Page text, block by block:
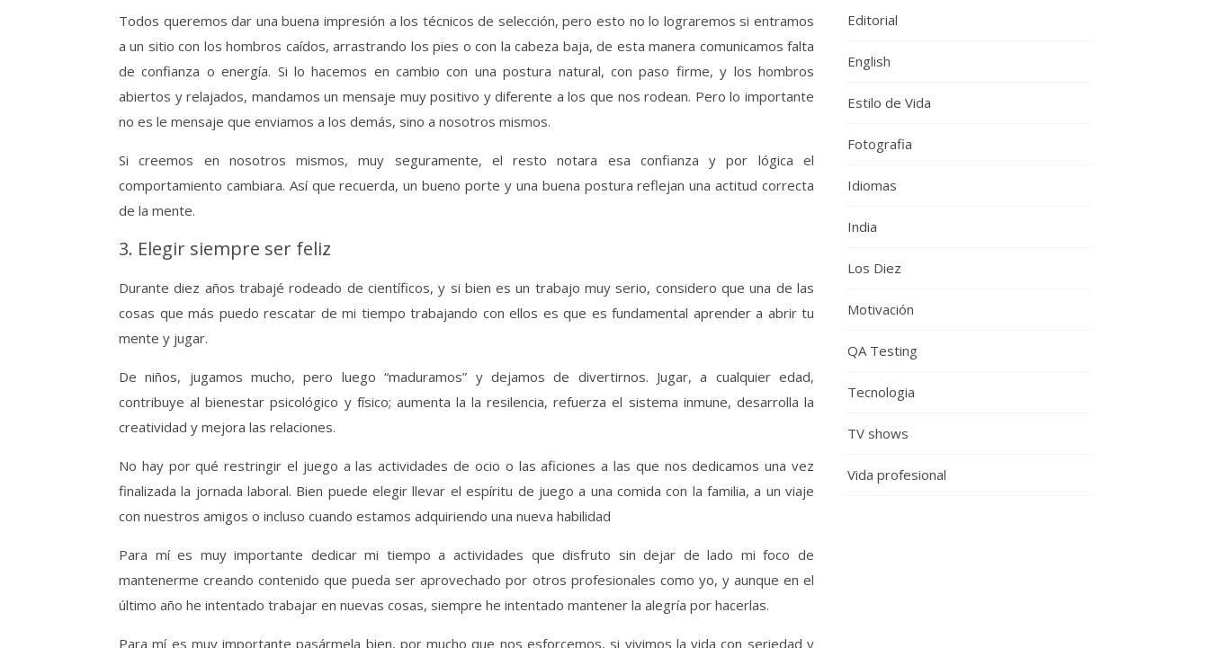
Todos queremos dar una buena impresión a los técnicos de selección, pero esto no lo lograremos si entramos
a un sitio con los hombros caídos, arrastrando los pies o con la cabeza baja, de esta manera comunicamos falta
de confianza o energía. Si lo hacemos en cambio con una postura natural, con paso firme, y los hombros
abiertos y relajados, mandamos un mensaje muy positivo y diferente a los que nos rodean. Pero lo importante
no es le mensaje que enviamos a los demás, sino a nosotros mismos.
Si creemos en nosotros mismos, muy seguramente, el resto notara esa confianza y por lógica el
comportamiento cambiara. Así que recuerda, un bueno porte y una buena postura reflejan una actitud correcta
de la mente.
3. Elegir siempre ser feliz
Durante diez años trabajé rodeado de científicos, y si bien es un trabajo muy serio, considero que una de las
cosas que más puedo rescatar de mi tiempo trabajando con ellos es que es fundamental aprender a abrir tu
mente y jugar.
De niños, jugamos mucho, pero luego “maduramos” y dejamos de divertirnos. Jugar, a cualquier edad,
contribuye al bienestar psicológico y físico; aumenta la la resilencia, refuerza el sistema inmune, desarrolla la
creatividad y mejora las relaciones.
No hay por qué restringir el juego a las actividades de ocio o las aficiones a las que nos dedicamos una vez
finalizada la jornada laboral. Bien puede elegir llevar el espíritu de juego a una comida con la familia, a un viaje
con nuestros amigos o incluso cuando estamos adquiriendo una nueva habilidad
Para mí es muy importante dedicar mi tiempo a actividades que disfruto sin dejar de lado mi foco de
mantenerme creando contenido que pueda ser aprovechado por otros profesionales como yo, y aunque en el
último año he intentado trabajar en nuevas cosas, siempre he intentado mantener la alegría por hacerlas.
Para mí es muy importante pasármela bien, por mucho que nos esforcemos, si vivimos la vida con seriedad y
Editorial
English
Estilo de Vida
Fotografia
Idiomas
India
Los Diez
Motivación
QA Testing
Tecnologia
TV shows
Vida profesional